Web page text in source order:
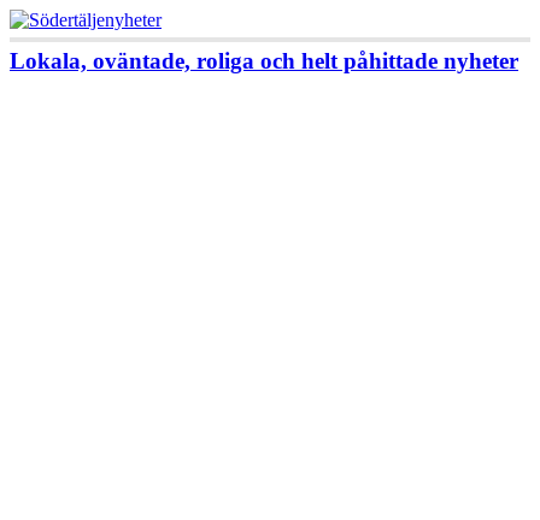
Lokala, oväntade, roliga och helt påhittade nyheter